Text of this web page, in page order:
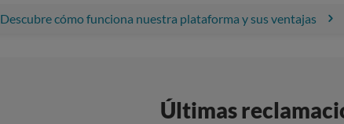
Descubre cómo funciona nuestra plataforma y sus ventajas
Últimas